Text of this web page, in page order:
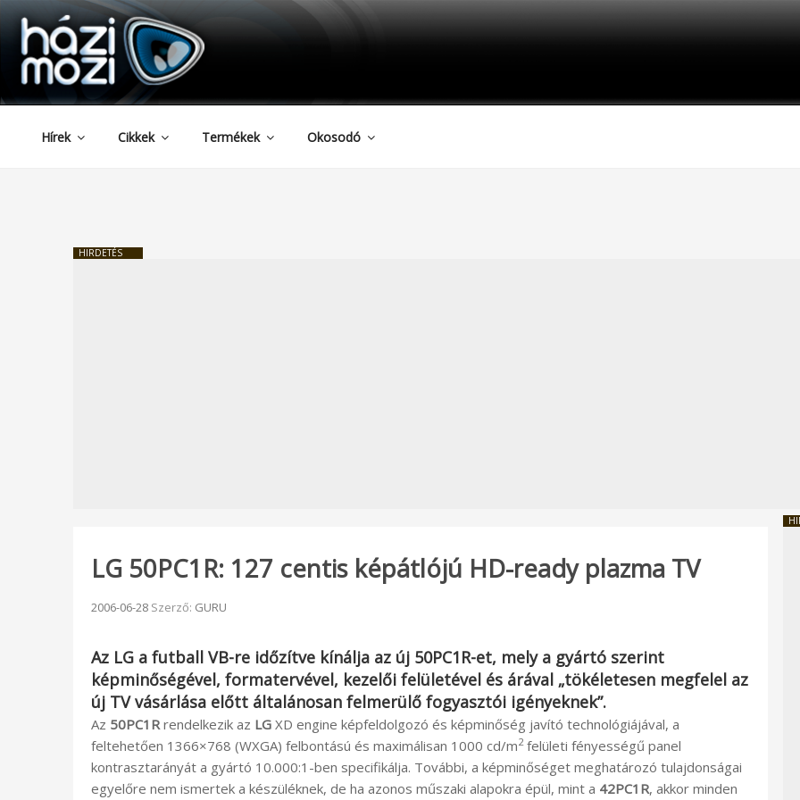
Tartalomhoz
HAZIMOZI
Hírek Cikkek Termékek Okosodó
HIRDETÉS
LG 50PC1R: 127 centis képátlójú HD-ready plazma TV
Beküldve:
2006-06-28 Szerző: GURU
Az LG a futball VB-re időzítve kínálja az új 50PC1R-et, mely a gyártó szerint
képminőségével, formatervével, kezelői felületével és árával „tökéletesen megfelel az
új TV vásárlása előtt általánosan felmerülő fogyasztói igényeknek”.
Az 50PC1R rendelkezik az LG XD engine képfeldolgozó és képminőség javító technológiájával, a
feltehetően 1366×768 (WXGA) felbontású és maximálisan 1000 cd/m2felületi fényességű panel
kontrasztarányát a gyártó 10.000:1-ben specifikálja. További, a képminőséget meghatározó tulajdonságai
egyelőre nem ismertek a készüléknek, de ha azonos műszaki alapokra épül, mint a 42PC1R, akkor minden